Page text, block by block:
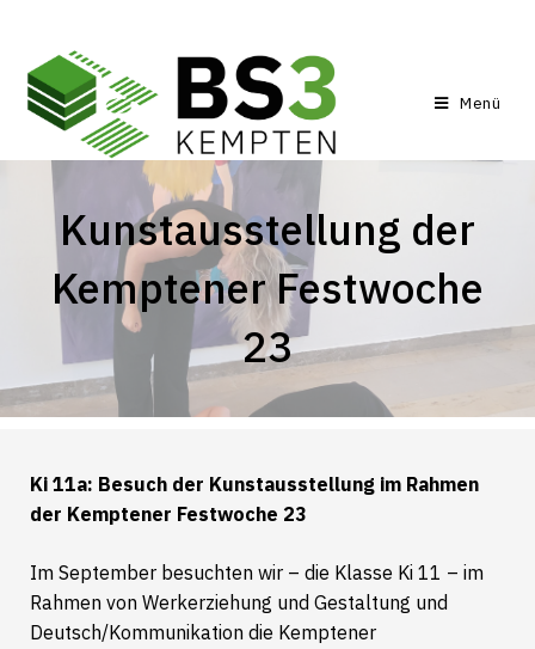
Menü
Kunstausstellung der
Kemptener Festwoche
23
Ki 11a: Besuch der Kunstausstellung im Rahmen
der Kemptener Festwoche 23
Im September besuchten wir – die Klasse Ki 11 – im
Rahmen von Werkerziehung und Gestaltung und
Deutsch/Kommunikation die Kemptener